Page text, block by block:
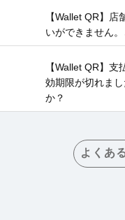
【Wallet QR】
いができません
【Wallet QR】
効期限が切れま
か？
よくあ